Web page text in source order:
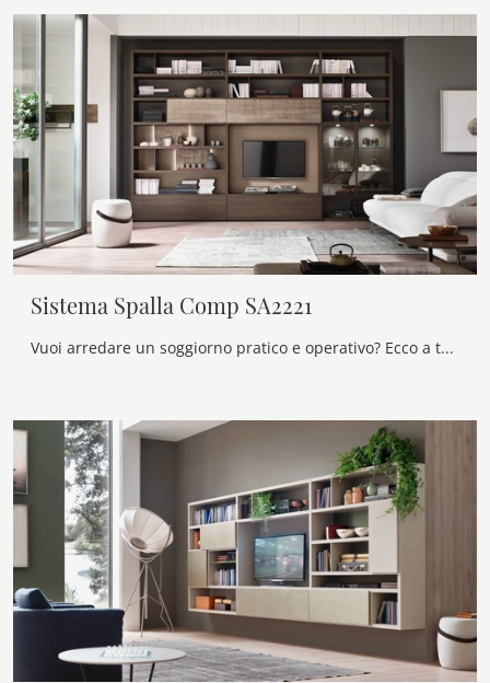
Sistema Spalla Comp SA2221
Vuoi arredare un soggiorno pratico e operativo? Ecco a te la parete attrezzata Sistema Spalla Comp SA2221 Maronese dalle linee decise moderne.